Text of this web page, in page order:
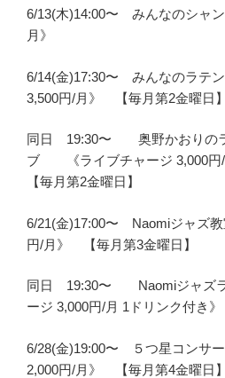
6/13(木)14:00〜 みんなのシャ
月》
6/14(金)17:30〜 みんなのラテ
3,500円/月》 【毎月第2金曜日】
同日 19:30〜 奥野かおりのラ
ブ 《ライブチャージ 3,000円
【毎月第2金曜日】
6/21(金)17:00〜 Naomiジャズ
円/月》 【毎月第3金曜日】
同日 19:30〜 Naomiジャズ
ージ 3,000円/月 1ドリンク付き
6/28(金)19:00〜 ５つ星コンサ
2,000円/月》 【毎月第4金曜日】